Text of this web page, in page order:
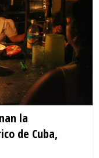
la
de Cuba,